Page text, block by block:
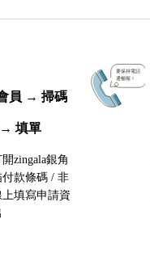
員 → 掃碼
填單
zingala銀角
款條碼 / 非
填寫申請資